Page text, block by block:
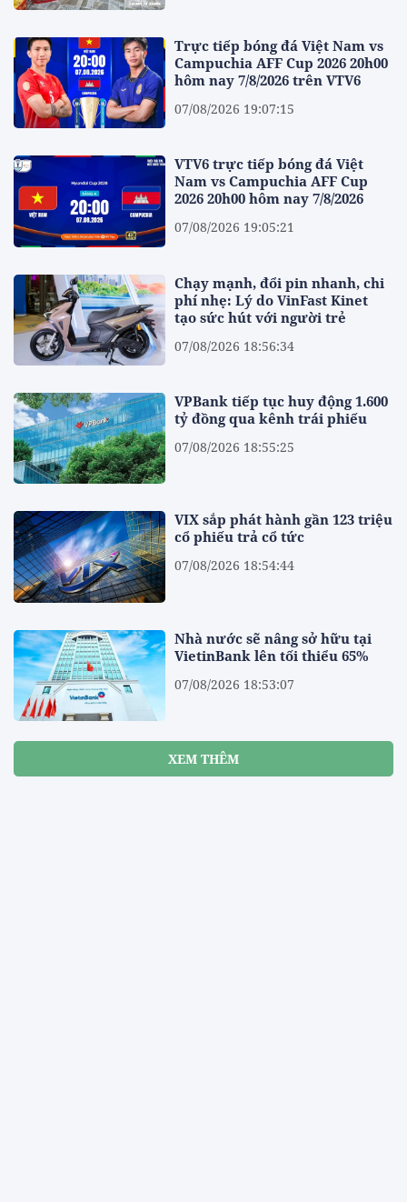
Trực tiếp bóng đá Việt Nam vs
Campuchia AFF Cup 2026 20h00
hôm nay 7/8/2026 trên VTV6
07/08/2026 19:07:15
VTV6 trực tiếp bóng đá Việt
Nam vs Campuchia AFF Cup
2026 20h00 hôm nay 7/8/2026
07/08/2026 19:05:21
Chạy mạnh, đổi pin nhanh, chi
phí nhẹ: Lý do VinFast Kinet
tạo sức hút với người trẻ
07/08/2026 18:56:34
VPBank tiếp tục huy động 1.600
tỷ đồng qua kênh trái phiếu
07/08/2026 18:55:25
VIX sắp phát hành gần 123 triệu
cổ phiếu trả cổ tức
07/08/2026 18:54:44
Nhà nước sẽ nâng sở hữu tại
VietinBank lên tối thiểu 65%
07/08/2026 18:53:07
XEM THÊM